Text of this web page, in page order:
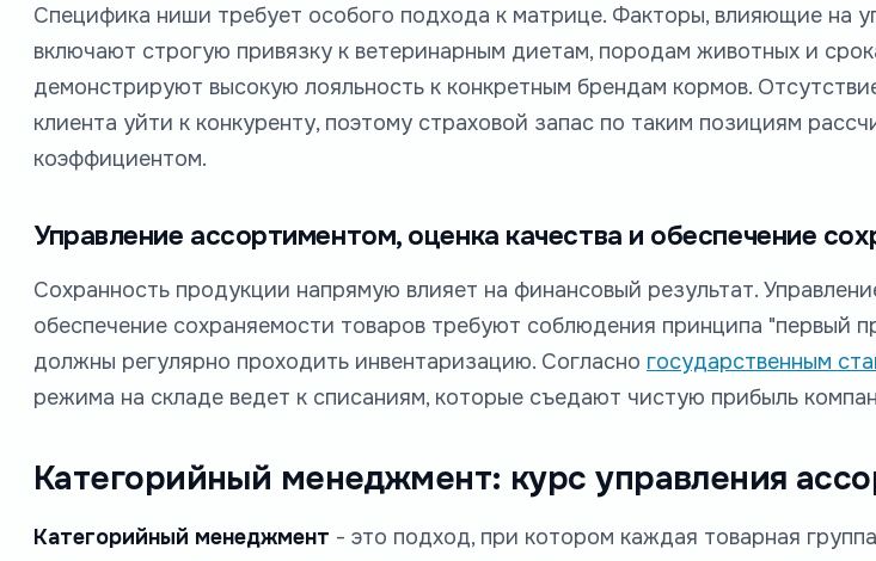
Специфика ниши требует особого подхода к матрице. Факторы, влияющие на
включают строгую привязку к ветеринарным диетам, породам животных и
демонстрируют высокую лояльность к конкретным брендам кормов.
клиента уйти к конкуренту, поэтому страховой запас по таким позициям
коэффициентом.
Управление ассортиментом, оценка качества и обеспечение
Сохранность продукции напрямую влияет на финансовый результат.
обеспечение сохраняемости товаров требуют соблюдения принципа "первый
должны регулярно проходить инвентаризацию. Согласно государственным
режима на складе ведет к списаниям, которые съедают чистую прибыль
Категорийный менеджмент: курс управления
Категорийный менеджмент - это подход, при котором каждая товарная